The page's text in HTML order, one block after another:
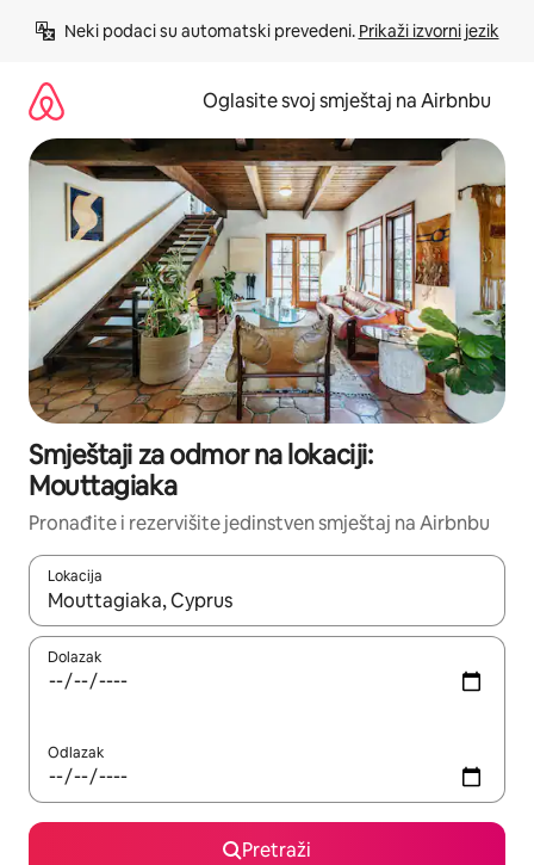
Neki podaci su automatski prevedeni. Prikaži izvorni jezik
Oglasite svoj smještaj na Airbnbu
Smještaji za odmor na lokaciji:
Mouttagiaka
Pronađite i rezervišite jedinstven smještaj na Airbnbu
Lokacija
Kad rezultati budu dostupni, krećite se gore i dolje pomoću
Dolazak
Odlazak
Pretraži